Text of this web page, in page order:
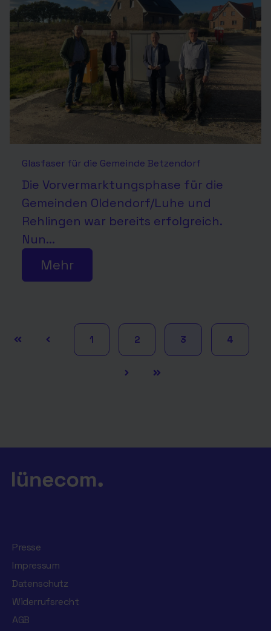
Glasfaser für die Gemeinde Betzendorf
Die Vorvermarktungsphase für die
Gemeinden Oldendorf/Luhe und
Rehlingen war bereits erfolgreich.
Nun...
Mehr
1 2 3 4
Presse
Impressum
Datenschutz
Widerrufsrecht
AGB